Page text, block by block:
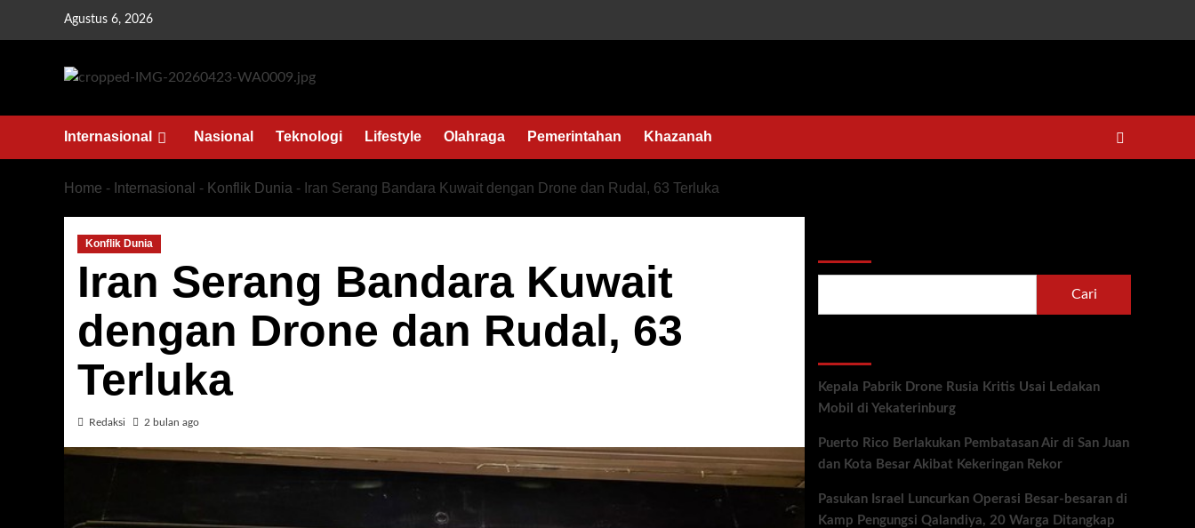
Agustus 6, 2026
Internasional Nasional Teknologi Lifestyle Olahraga Pemerintahan Khazanah
Home - Internasional - Konflik Dunia - Iran Serang Bandara Kuwait dengan Drone dan Rudal, 63 Terluka
Konflik Dunia
Iran Serang Bandara Kuwait
dengan Drone dan Rudal, 63
Terluka
Redaksi 2 bulan ago
Cari
Kepala Pabrik Drone Rusia Kritis Usai Ledakan
Mobil di Yekaterinburg
Puerto Rico Berlakukan Pembatasan Air di San Juan
dan Kota Besar Akibat Kekeringan Rekor
Pasukan Israel Luncurkan Operasi Besar-besaran di
Kamp Pengungsi Qalandiya, 20 Warga Ditangkap